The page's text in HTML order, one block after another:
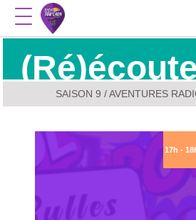
(Ré)écoute
SAISON 9 / AVENTURES
17h -